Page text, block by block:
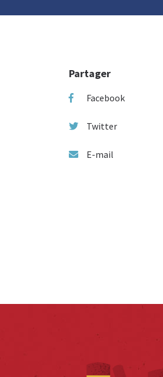
Partager
Facebook
Twitter
E-mail